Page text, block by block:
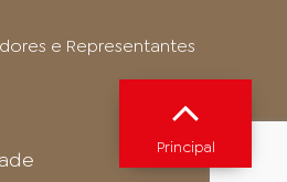
e Representantes
Principal